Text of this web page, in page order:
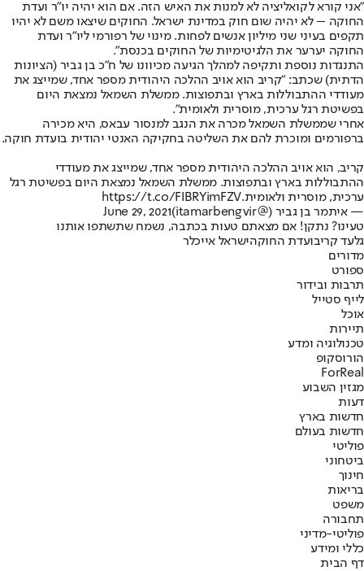
"אני קורא לקואליציה לא למנות את האיש הזה. אם הוא יהיה יו"ר ועדת
החוקה – לא יהיה שום חוק במדינת ישראל. החוקים שיצאו משם לא יהיו
תקפים בעיני שני מיליון אנשים לפחות. מינוי של רפורמי ליו"ר ועדת
החוקה יערער את הלגיטימיות של החוקים בכנסת".
התנגדות נוספת ותקיפה למהלך הגיעה מכיוונו של ח"כ בן גביר (הציונות
הדתית) שכתב: "קריב הוא אויב ההלכה היהודית מספר אחד, שמייצג את
מעודדי ההתבוללות בארץ ובתפוצות. ממשלת השמאל נמצאת היום
בפשיטת רגל ערכית, מוסרית ולאומית".
אחרי שממשלת השמאל מכרה את הנגב למנסור עבאס, היא מכירה
ברפורמים ומוכרת להם את השליטה בחקיקה האנטי יהודית בועדת חוקה.
קריב, הוא אויב ההלכה היהודית מספר אחד, שמייצג את מעודדי
ההתבוללות בארץ ובתפוצות. ממשלת השמאל נמצאת היום בפשיטת רגל
ערכית, מוסרית ולאומית.https://t.co/FIBRYimFZV
— איתמר בן גביר (@itamarbengvir)
June 29, 2021
טעינו? נתקן! אם מצאתם טעות בכתבה, נשמח שתשתפו אותנו
גלעד קריבועדת החוקהישראל אייכלר
מדורים
ספורט
תרבות ובידור
לייף סטייל
אוכל
תיירות
טכנולוגיה ומדע
הורוסקופ
ForReal
מגזין השבוע
דעות
חדשות בארץ
חדשות בעולם
פוליטי
ביטחוני
חינוך
בריאות
משפט
תחבורה
פוליטי-מדיני
כללי ומידע
דף הבית